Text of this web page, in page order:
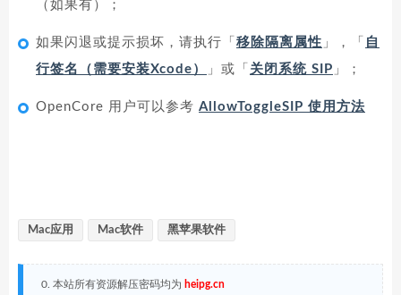
（如果有）；
如果闪退或提示损坏，请执行「 移除隔离属性 」，「 自
行签名（需要安装Xcode）
」或「 关闭系统 SIP 」；
OpenCore 用户可以参考 AllowToggleSIP 使用方法
Mac应用 Mac软件 黑苹果软件
0. 本站所有资源解压密码均为 heipg.cn